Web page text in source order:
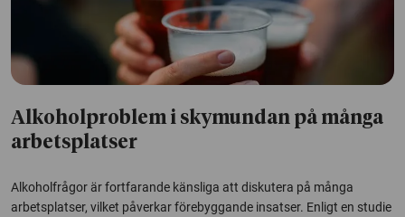
Alkoholproblem i skymundan på många
arbetsplatser
Alkoholfrågor är fortfarande känsliga att diskutera på många
arbetsplatser, vilket påverkar förebyggande insatser. Enligt en studie